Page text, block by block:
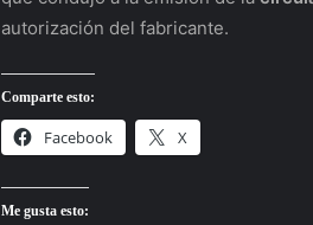
autorización del fabricante.
Comparte esto:
Facebook X
Me gusta esto: